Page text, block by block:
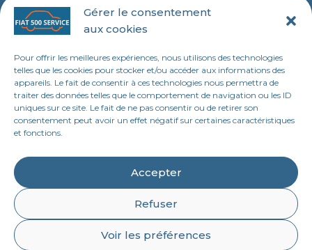
Gérer le consentement
aux cookies
Pour offrir les meilleures expériences, nous utilisons des technologies
telles que les cookies pour stocker et/ou accéder aux informations des
appareils. Le fait de consentir à ces technologies nous permettra de
traiter des données telles que le comportement de navigation ou les ID
uniques sur ce site. Le fait de ne pas consentir ou de retirer son
consentement peut avoir un effet négatif sur certaines caractéristiques
et fonctions.
Accepter
Refuser
Voir les préférences
Ajouter au panier
garantir fiabilité, authenticité et plaisir de rouler…
comme au premier jour.
06 11 23 40 18
MENU
Accueil
Boutique en ligne
LEGAL
Mentions légales
Conditions générales de vente